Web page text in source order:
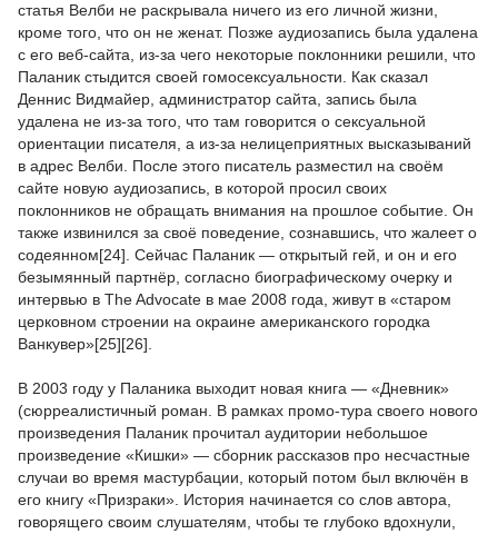
статья Велби не раскрывала ничего из его личной жизни,
кроме того, что он не женат. Позже аудиозапись была удалена
с его веб-сайта, из-за чего некоторые поклонники решили, что
Паланик стыдится своей гомосексуальности. Как сказал
Деннис Видмайер, администратор сайта, запись была
удалена не из-за того, что там говорится о сексуальной
ориентации писателя, а из-за нелицеприятных высказываний
в адрес Велби. После этого писатель разместил на своём
сайте новую аудиозапись, в которой просил своих
поклонников не обращать внимания на прошлое событие. Он
также извинился за своё поведение, сознавшись, что жалеет о
содеянном[24]. Сейчас Паланик — открытый гей, и он и его
безымянный партнёр, согласно биографическому очерку и
интервью в The Advocate в мае 2008 года, живут в «старом
церковном строении на окраине американского городка
Ванкувер»[25][26].
В 2003 году у Паланика выходит новая книга — «Дневник»
(сюрреалистичный роман. В рамках промо-тура своего нового
произведения Паланик прочитал аудитории небольшое
произведение «Кишки» — сборник рассказов про несчастные
случаи во время мастурбации, который потом был включён в
его книгу «Призраки». История начинается со слов автора,
говорящего своим слушателям, чтобы те глубоко вдохнули,